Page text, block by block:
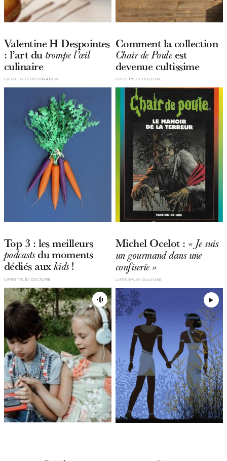
Valentine H Despointes
: l’art dutrompe l’œil
culinaire
DÉCORATION
LIFESTYLE
Comment la collection
Chair de Pouleest
devenue cultissime
CULTURE
LIFESTYLE
Top 3 : les meilleurs
podcastsdu moments
dédiés auxkids!
CULTURE
LIFESTYLE
Michel Ocelot : « Je suis
un gourmand dans une
confiserie »
CULTURE
LIFESTYLE